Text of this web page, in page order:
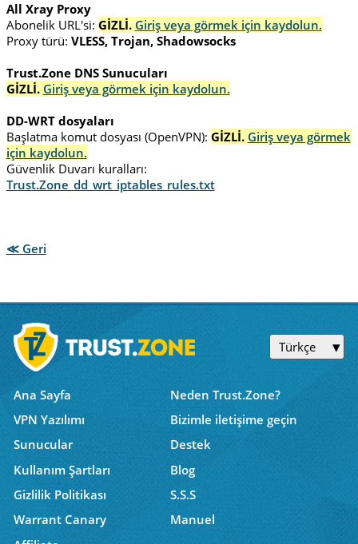
All Xray Proxy
Abonelik URL'si: GİZLİ. Giriş veya görmek için kaydolun.
Proxy türü: VLESS, Trojan, Shadowsocks
Trust.Zone DNS Sunucuları
GİZLİ. Giriş veya görmek için kaydolun.
DD-WRT dosyaları
Başlatma komut dosyası (OpenVPN): GİZLİ. Giriş veya görmek
için kaydolun.
Güvenlik Duvarı kuralları:
Trust.Zone_dd_wrt_iptables_rules.txt
≪ Geri
Türkçe
Ana Sayfa
Neden Trust.Zone?
VPN Yazılımı
Bizimle iletişime geçin
Sunucular
Destek
Kullanım Şartları
Blog
Gizlilik Politikası
S.S.S
Warrant Canary
Manuel